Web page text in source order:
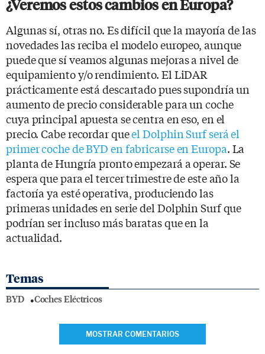
¿Veremos estos cambios en Europa?
Algunas sí, otras no. Es difícil que la mayoría de las
novedades las reciba el modelo europeo, aunque
puede que sí veamos algunas mejoras a nivel de
equipamiento y/o rendimiento. El LiDAR
prácticamente está descartado pues supondría un
aumento de precio considerable para un coche
cuya principal apuesta se centra en eso, en el
precio. Cabe recordar queel Dolphin Surf será el
primer coche de BYD en fabricarse en Europa. La
planta de Hungría pronto empezará a operar. Se
espera que para el tercer trimestre de este año la
factoría ya esté operativa, produciendo las
primeras unidades en serie del Dolphin Surf que
podrían ser incluso más baratas que en la
actualidad.
Temas
BYD Coches Eléctricos
MOSTRAR COMENTARIOS